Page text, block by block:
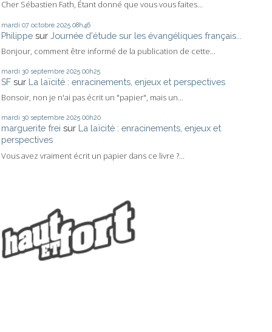
Cher Sébastien Fath, Étant donné que vous vous faites...
mardi 07 octobre 2025 08h46
Philippe sur Journée d'étude sur les évangéliques français...
Bonjour, comment être informé de la publication de cette...
mardi 30 septembre 2025 00h25
SF sur La laïcité : enracinements, enjeux et perspectives
Bonsoir, non je n'ai pas écrit un "papier", mais un...
mardi 30 septembre 2025 00h20
marguerite frei sur La laïcité : enracinements, enjeux et
perspectives
Vous avez vraiment écrit un papier dans ce livre ?...